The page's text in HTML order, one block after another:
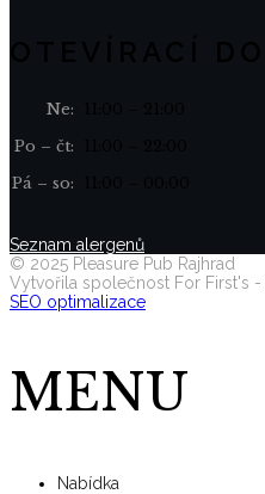
Ne:
Po – čt:
Pá – so:
Seznam alergenů
© 2025 Pleasure Pub Rajhrad
Vytvořila společnost For First's -
SEO optimalizace
MENU
Nabídka